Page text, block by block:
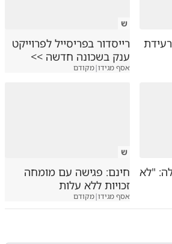
ש
רייסדור בפריסייל לפרוייקט
ענק בשכונה חדשה >>
אסף מגידו|מקודם
"לא
ש
חינם: פגישה עם מומחה
זכויות ללא עלות
אסף מגידו|מקודם